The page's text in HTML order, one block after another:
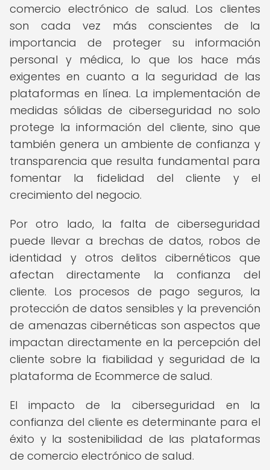
comercio electrónico de salud. Los clientes
son cada vez más conscientes de la
importancia de proteger su información
personal y médica, lo que los hace más
exigentes en cuanto a la seguridad de las
plataformas en línea. La implementación de
medidas sólidas de ciberseguridad no solo
protege la información del cliente, sino que
también genera un ambiente de confianza y
transparencia que resulta fundamental para
fomentar la fidelidad del cliente y el
crecimiento del negocio.
Por otro lado, la falta de ciberseguridad
puede llevar a brechas de datos, robos de
identidad y otros delitos cibernéticos que
afectan directamente la confianza del
cliente. Los procesos de pago seguros, la
protección de datos sensibles y la prevención
de amenazas cibernéticas son aspectos que
impactan directamente en la percepción del
cliente sobre la fiabilidad y seguridad de la
plataforma de Ecommerce de salud.
El impacto de la ciberseguridad en la
confianza del cliente es determinante para el
éxito y la sostenibilidad de las plataformas
de comercio electrónico de salud.